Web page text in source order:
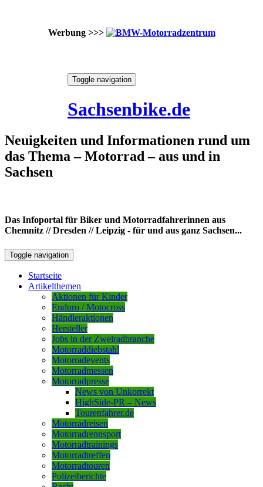
Werbung >>>
Toggle navigation
Sachsenbike.de
Neuigkeiten und Informationen rund um
das Thema – Motorrad – aus und in
Sachsen
Das Infoportal für Biker und Motorradfahrerinnen aus
Chemnitz // Dresden // Leipzig - für und aus ganz Sachsen...
Toggle navigation
Startseite
Artikelthemen
Aktionen für Kinder
Enduro / Motocross
Händleraktionen
Hersteller
Jobs in der Zweiradbranche
Motorraddiebstahl
Motorradevents
Motorradmessen
Motorradpresse
News von Unkorrekt
HighSide-PR – News
Tourenfahrer.de
Motorradreisen
Motorradrennsport
Motorradtrainings
Motorradtreffen
Motorradtouren
Polizeiberichte